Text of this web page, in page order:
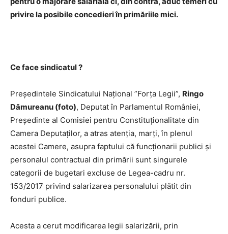
privire la posibile concedieri în primăriile mici.
Ce face sindicatul ?
Președintele Sindicatului Național ”Forța Legii”, Ringo
Dămureanu (foto), Deputat în Parlamentul României,
Președinte al Comisiei pentru Constituționalitate din
Camera Deputaților, a atras atenția, marți, în plenul
acestei Camere, asupra faptului că funcționarii publici și
personalul contractual din primării sunt singurele
categorii de bugetari excluse de Legea-cadru nr.
153/2017 privind salarizarea personalului plătit din
fonduri publice.
Acesta a cerut modificarea legii salarizării, prin